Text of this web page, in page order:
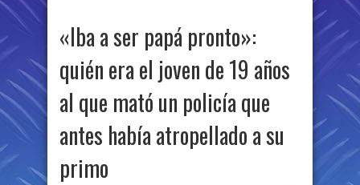
«Iba a ser papá pronto»:
quién era el joven de 19 años
al que mató un policía que
antes había atropellado a su
primo